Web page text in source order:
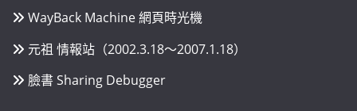
WayBack Machine 網頁時光機
元祖 情報站（2002.3.18～2007.1.18）
臉書 Sharing Debugger